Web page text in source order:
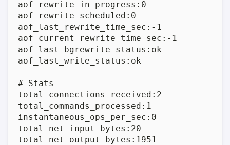
aof_rewrite_in_progress:0
aof_rewrite_scheduled:0
aof_last_rewrite_time_sec:-1
aof_current_rewrite_time_sec:-1
aof_last_bgrewrite_status:ok
aof_last_write_status:ok
# Stats
total_connections_received:2
total_commands_processed:1
instantaneous_ops_per_sec:0
total_net_input_bytes:20
total_net_output_bytes:1951